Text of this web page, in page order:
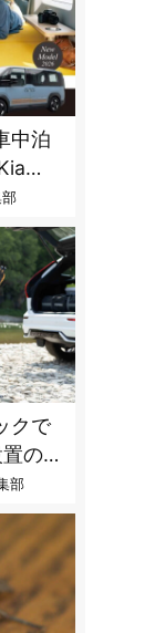
中泊
クで
の本
能
部